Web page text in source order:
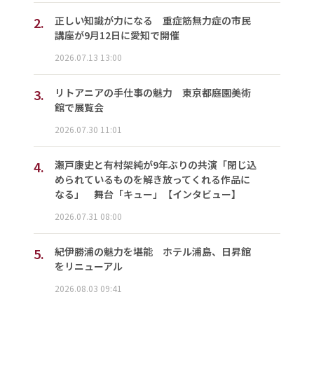
2.
正しい知識が力になる 重症筋無力症の市民
講座が9月12日に愛知で開催
2026.07.13 13:00
3.
リトアニアの手仕事の魅力 東京都庭園美術
館で展覧会
2026.07.30 11:01
4.
瀬戸康史と有村架純が9年ぶりの共演「閉じ込
められているものを解き放ってくれる作品に
なる」 舞台「キュー」【インタビュー】
2026.07.31 08:00
5.
紀伊勝浦の魅力を堪能 ホテル浦島、日昇館
をリニューアル
2026.08.03 09:41